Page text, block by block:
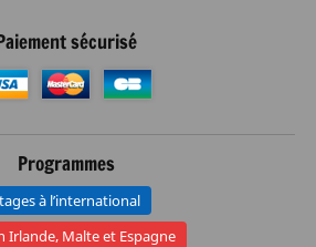
sécurisé
Programmes
à l’international
Irlande, Malte et Espagne